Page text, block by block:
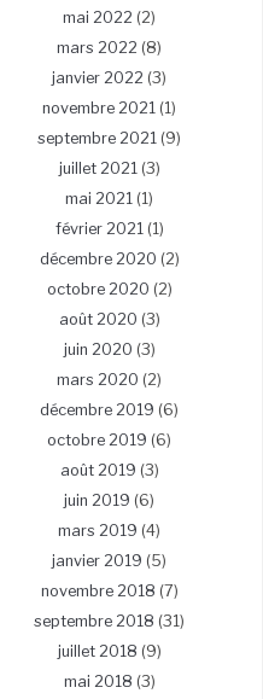
mai 2022 (2)
mars 2022 (8)
janvier 2022 (3)
novembre 2021 (1)
septembre 2021 (9)
juillet 2021 (3)
mai 2021 (1)
février 2021 (1)
décembre 2020 (2)
octobre 2020 (2)
août 2020 (3)
juin 2020 (3)
mars 2020 (2)
décembre 2019 (6)
octobre 2019 (6)
août 2019 (3)
juin 2019 (6)
mars 2019 (4)
janvier 2019 (5)
novembre 2018 (7)
septembre 2018 (31)
juillet 2018 (9)
mai 2018 (3)